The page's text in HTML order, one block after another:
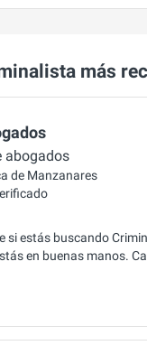
más
abogados
de Manzanares
si estás buscando
en buenas manos.